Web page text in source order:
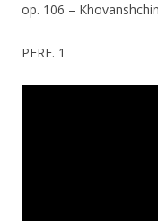
op. 106 –
PERF. 1